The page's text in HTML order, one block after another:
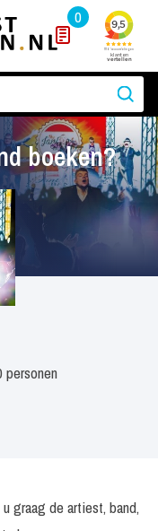
0
boeken?
graag de artiest, band,